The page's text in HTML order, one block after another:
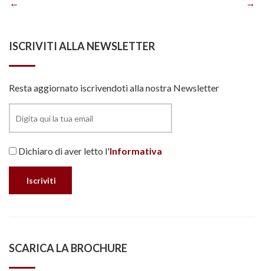
Navigazione
ISCRIVITI ALLA NEWSLETTER
Resta aggiornato iscrivendoti alla nostra Newsletter
Dichiaro di aver letto l'Informativa
SCARICA LA BROCHURE